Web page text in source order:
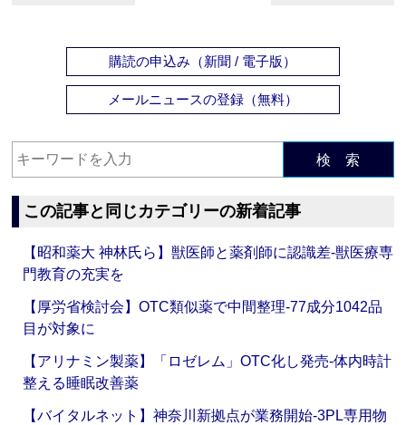
購読の申込み（新聞 / 電子版）
メールニュースの登録（無料）
検 索
この記事と同じカテゴリーの新着記事
【昭和薬大 神林氏ら】獣医師と薬剤師に認識差‐獣医療専
門教育の充実を
【厚労省検討会】OTC類似薬で中間整理‐77成分1042品
目が対象に
【アリナミン製薬】「ロゼレム」OTC化し発売‐体内時計
整える睡眠改善薬
【バイタルネット】神奈川新拠点が業務開始‐3PL専用物